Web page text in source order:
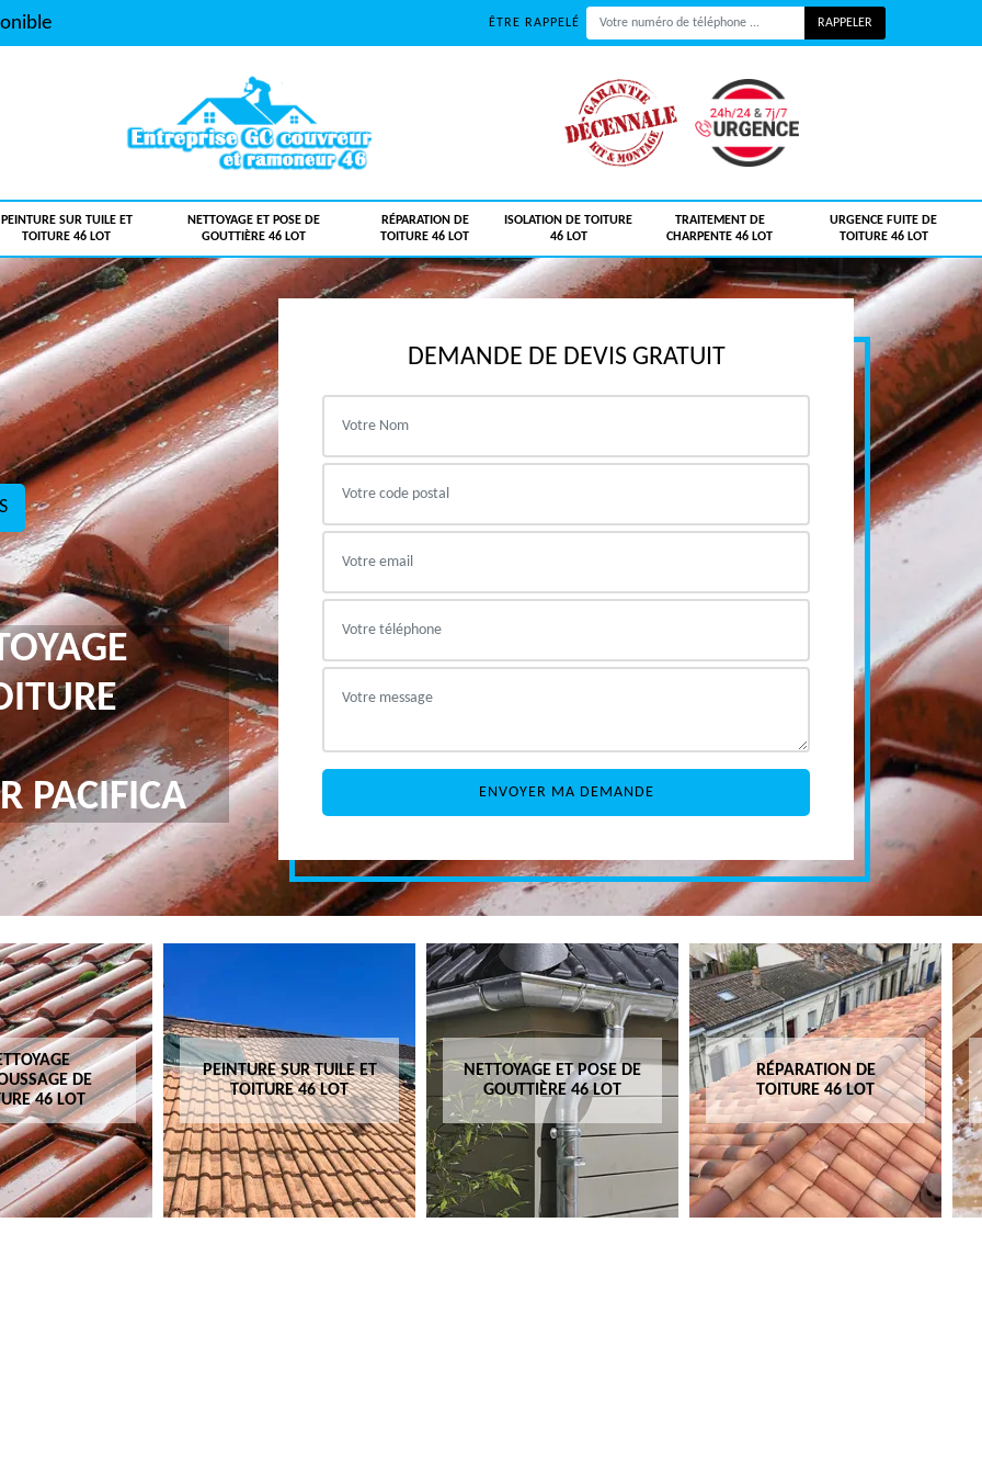
ÊTRE RAPPELÉ
PEINTURE SUR TUILE ET
TOITURE 46 LOT
NETTOYAGE ET POSE DE
GOUTTIÈRE 46 LOT
RÉPARATION DE
TOITURE 46 LOT
ISOLATION DE TOITURE
46 LOT
TRAITEMENT DE
CHARPENTE 46 LOT
URGENCE FUITE DE
TOITURE 46 LOT
PACIFICA
DEMANDE DE DEVIS GRATUIT
DE
46 LOT
PEINTURE SUR TUILE ET
TOITURE 46 LOT
NETTOYAGE ET POSE DE
GOUTTIÈRE 46 LOT
RÉPARATION DE
TOITURE 46 LOT